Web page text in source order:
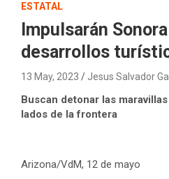
ESTATAL
Impulsarán
desarrollos
13 May, 2023 Jesus Salvador
Buscan detonar las
lados de la frontera
Arizona/VdM, 12 de mayo